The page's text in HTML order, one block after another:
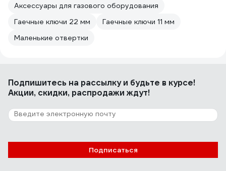
Аксессуары для газового оборудования
Гаечные ключи 22 мм
Гаечные ключи 11 мм
Маленькие отвертки
Подпишитесь на рассылкуи будьте в курсе!
Акции, скидки, распродажи ждут!
Подписаться